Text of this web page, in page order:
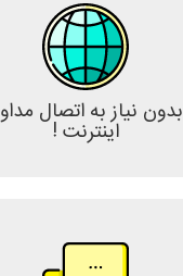
بدون نیاز به اتصال
اینترنت !